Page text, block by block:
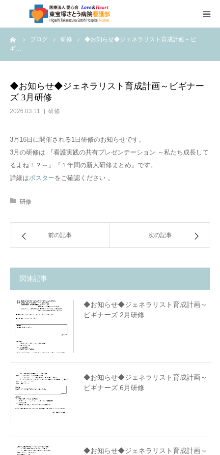
ブログ 研修
◆お知らせ◆ジェネラリスト育成計画～ビ
ギ…
◆お知らせ◆ジェネラリスト育成計画～ビギナー
ズ 3月研修
2026.03.11 研修
3月16日に開催される1日研修のお知らせです。
3月の研修は 『看護実践の共有プレゼンテーション ～私たち成長して
るよね！？～』『１年間の新人研修まとめ』です。
詳細はポスターをご確認ください 。
研修
前の記事 次の記事
関連記事
◆お知らせ◆ジェネラリスト育成計画～
ビギナーズ 2月研修
◆お知らせ◆ジェネラリスト育成計画～
ビギナーズ 6月研修
◆お知らせ◆ジェネラリスト育成計画～
HOME
部署紹介
看護部教育
ブログ
採用情報